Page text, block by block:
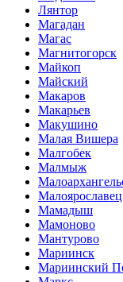
Лянтор
Магадан
Магас
Магнитогорск
Майкоп
Майский
Макаров
Макарьев
Макушино
Малая Вишера
Малгобек
Малмыж
Малоярославец
Мамадыш
Мамоново
Мантурово
Мариинск
Мариинский